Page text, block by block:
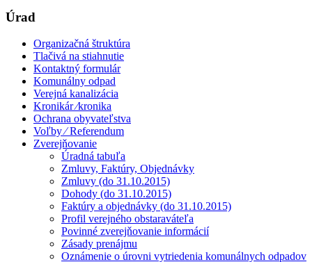
Úrad
Organizačná štruktúra
Tlačivá na stiahnutie
Kontaktný formulár
Komunálny odpad
Verejná kanalizácia
Kronikár ⁄kronika
Ochrana obyvateľstva
Voľby ⁄ Referendum
Zverejňovanie
Úradná tabuľa
Zmluvy, Faktúry, Objednávky
Zmluvy (do 31.10.2015)
Dohody (do 31.10.2015)
Faktúry a objednávky (do 31.10.2015)
Profil verejného obstaraváteľa
Povinné zverejňovanie informácií
Zásady prenájmu
Oznámenie o úrovni vytriedenia komunálnych odpadov